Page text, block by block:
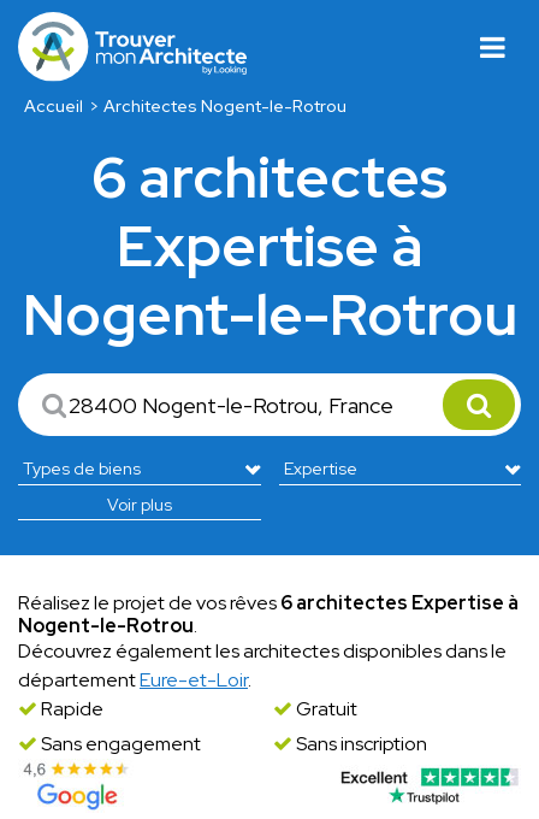
Accueil Architectes Nogent-le-Rotrou
6 architectes
Expertise à
Nogent-le-Rotrou
Voir plus
Réalisez le projet de vos rêves6 architectes Expertise à
Nogent-le-Rotrou.
Découvrez également les architectes disponibles dans le
départementEure-et-Loir.
Rapide
Gratuit
Sans engagement
Sans inscription